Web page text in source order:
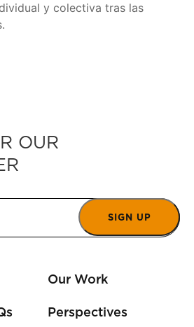
y colectiva tras las
OUR
SIGN UP
Our Work
Perspectives